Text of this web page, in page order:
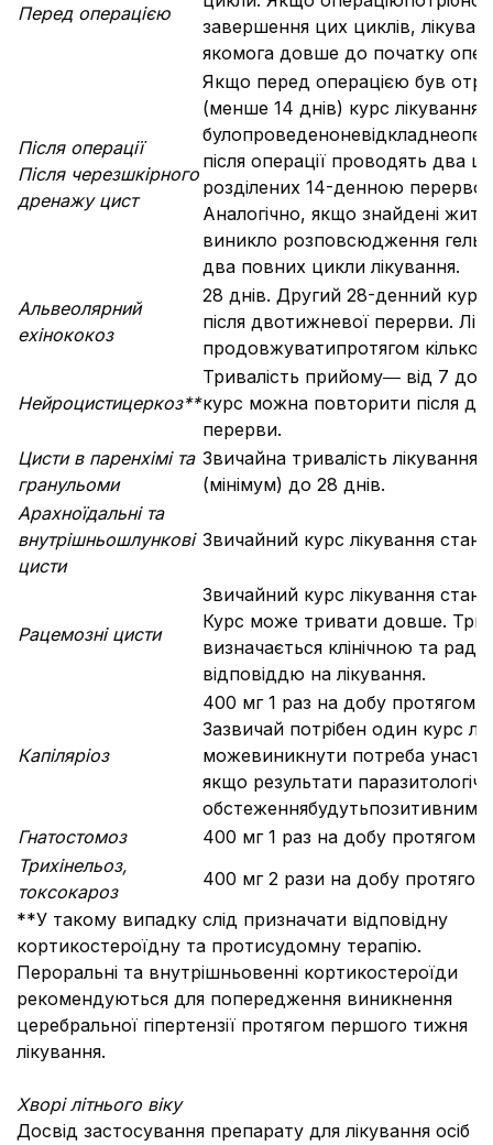
Перед операцією
завершення цих циклів,
якомога довше до початку
Після операції
Після черезшкірного
дренажу цист
Якщо перед операцією був
(менше 14 днів) курс лікування
після операції проводять два
розділених 14-денною
Аналогічно, якщо знайдені
виникло розповсюдження
два повних цикли лікування.
Альвеолярний
ехінококоз
28 днів. Другий 28-денний
після двотижневої перерви.
продовжуватипротягом кількох
Нейроцистицеркоз**
Тривалість прийому― від 7 до
курс можна повторити після
перерви.
Цисти в паренхімі та
гранульоми
Звичайна тривалість
(мінімум) до 28 днів.
Арахноїдальні та
внутрішньошлункові
цисти
Звичайний курс лікування
Рацемозні цисти
Звичайний курс лікування
Курс може тривати довше.
визначається клінічною та
відповіддю на лікування.
Капіляріоз
400 мг 1 раз на добу протягом
Зазвичай потрібен один курс
можевиникнути потреба
якщо результати
обстеженнябудутьпозитивними.
Гнатостомоз
400 мг 1 раз на добу протягом
Трихінельоз,
токсокароз
400 мг 2 рази на добу
**У такому випадку слід призначати відповідну
кортикостероїдну та протисудомну терапію.
Пероральні та внутрішньовенні кортикостероїди
рекомендуються для попередження виникнення
церебральної гіпертензії протягом першого тижня
лікування.
Хворі літнього віку
Досвід застосування препарату для лікування осіб